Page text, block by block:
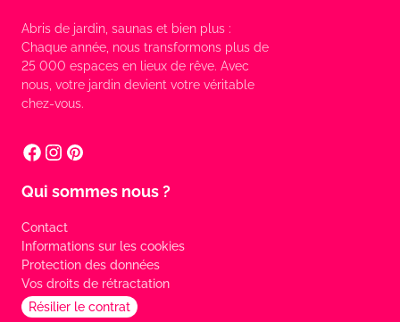
Abris de jardin, saunas et bien plus :
Chaque année, nous transformons plus de
25 000 espaces en lieux de rêve. Avec
nous, votre jardin devient votre véritable
chez-vous.
Qui sommes nous ?
Contact
Informations sur les cookies
Protection des données
Vos droits de rétractation
Résilier le contrat